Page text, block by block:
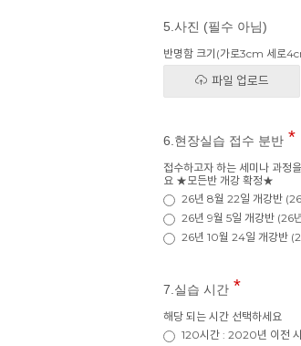
5.사진 (필수 아님)
반명함 크기(가로3cm 세로
파일 업로드
6.현장실습 접수 분반
접수하고자 하는 세미나 과정
요 ★모든반 개강 확정★
26년 8월 22일 개강반
26년 9월 5일 개강반 (26
26년 10월 24일 개강반
7.실습 시간
해당 되는 시간 선택하세요
120시간 : 2020년 이전